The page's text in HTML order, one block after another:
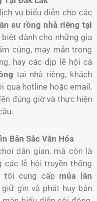
vụ biểu diễn cho các
sư rồng nhà riêng tại
dành cho những gia
cúng, may mắn trong
hay các dịp lễ hội cá
tại nhà riêng, khách
qua hotline hoặc email.
đúng giờ và thực hiện
Bản Sắc Văn Hóa
dân gian, mà còn là
các lễ hội truyền thống
tôi cung cấp múa lân
gìn và phát huy bản